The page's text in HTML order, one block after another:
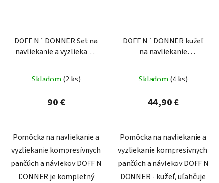
DOFF N´ DONNER Set na
navliekanie a vyzliekanie
Skladom (2 ks)
90 €
Pomôcka na navliekanie a
vyzliekanie kompresívnych
pančúch a návlekov DOFF N
DONNER je kompletný
DOFF N´ DONNER kužeľ
na navliekanie
Skladom (4 ks)
44,90 €
Pomôcka na navliekanie a
vyzliekanie kompresívnych
pančúch a návlekov DOFF N
DONNER - kužeľ, uľahčuje